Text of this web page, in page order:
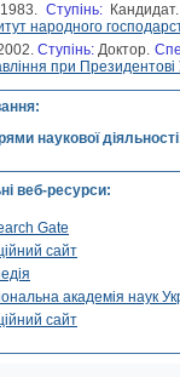
1983. Cтупінь:
народного
Cтупінь:Доктор.
при Президентові
наукової
веб-ресурси:
Gate
сайт
академія наук
сайт